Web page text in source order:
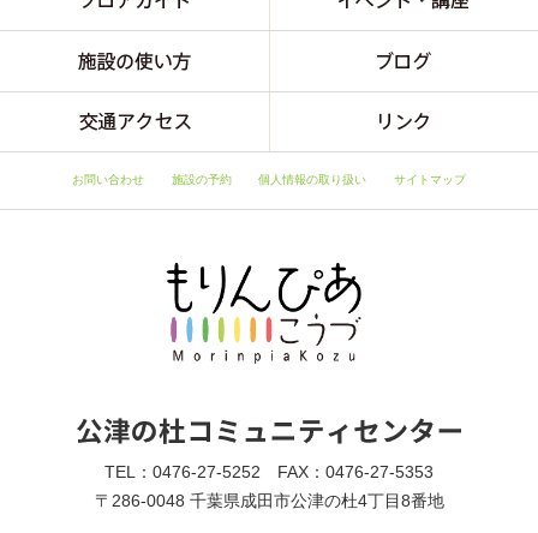
お問い合わせ 施設の予約 個人情報の取り扱い サイトマップ
TEL：0476-27-5252 FAX：0476-27-5353
〒286-0048 千葉県成田市公津の杜4丁目8番地